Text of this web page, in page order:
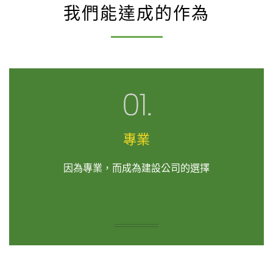
我們能達成的作為
專業
因為專業，而成為建設公司的選擇